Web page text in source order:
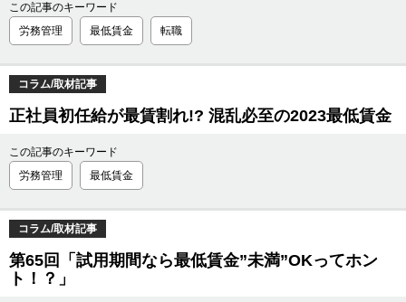
この記事のキーワード
労務管理
最低賃金 転職
コラム/取材記事
正社員初任給が最賃割れ!? 混乱必至の2023最低賃金
この記事のキーワード
労務管理
最低賃金
コラム/取材記事
第65回「試用期間なら最低賃金”未満”OKってホン
ト！？」